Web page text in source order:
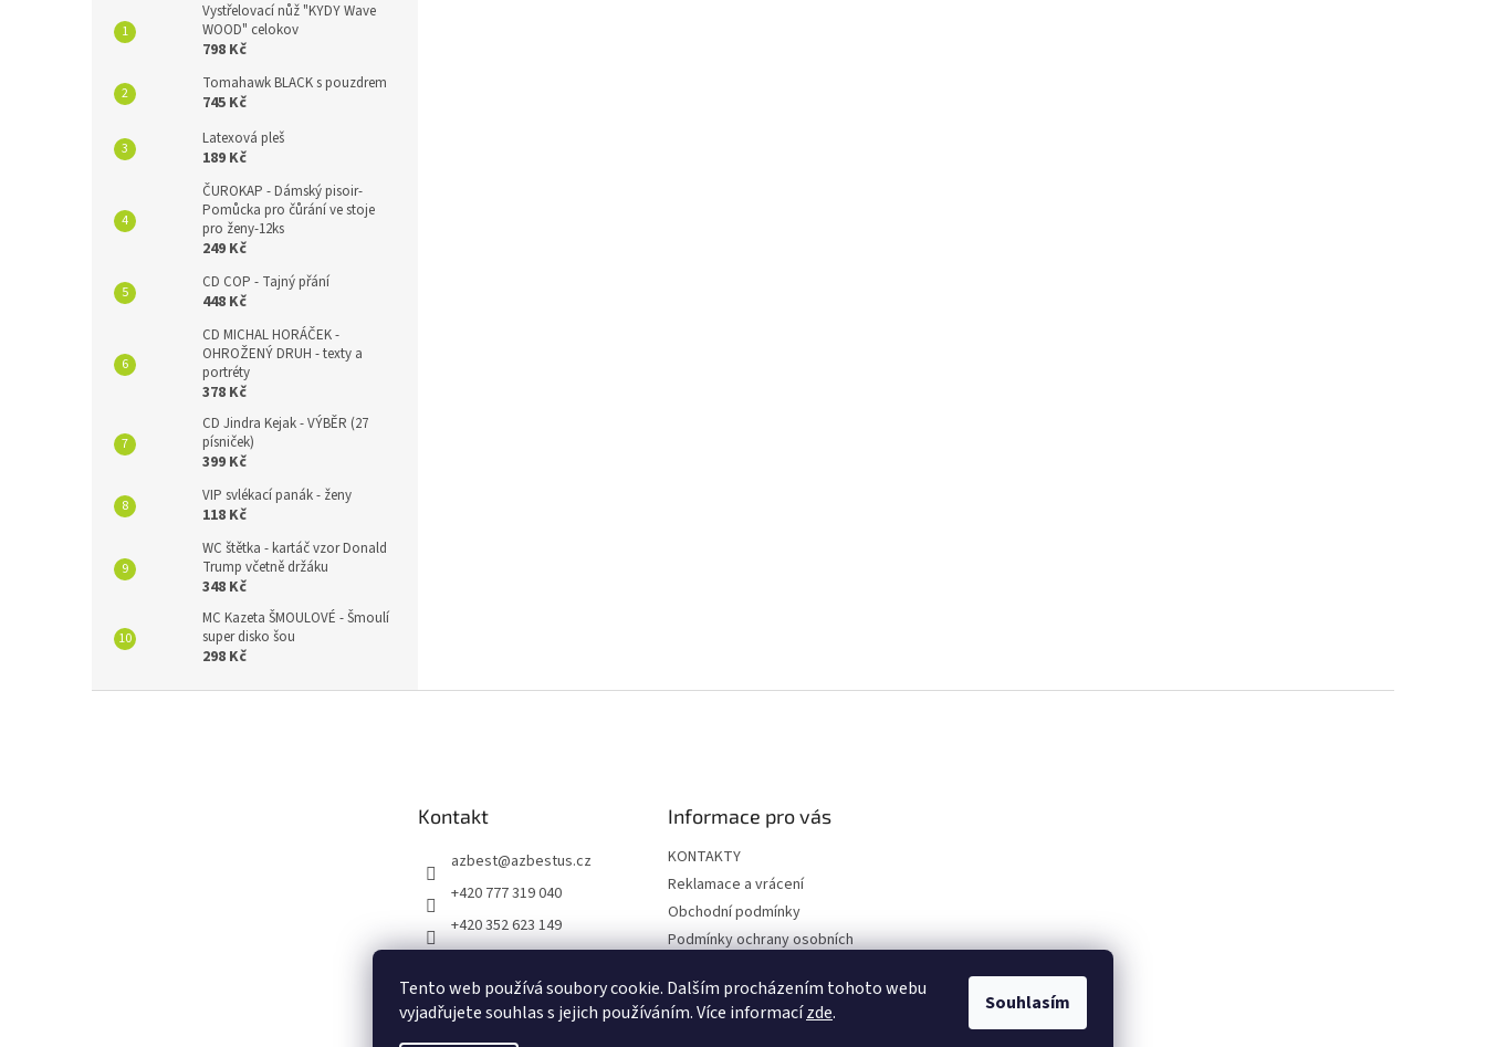
Tento web používá soubory cookie. Dalším procházením tohoto webu
vyjadřujete souhlas s jejich používáním. Více informacízde. Souhlasím
Vystřelovací nůž "KYDY Wave
WOOD" celokov
798 Kč
Tomahawk BLACK s pouzdrem
745 Kč
Latexová pleš
189 Kč
ČUROKAP - Dámský pisoir-
Pomůcka pro čůrání ve stoje
pro ženy-12ks
249 Kč
CD COP - Tajný přání
448 Kč
CD MICHAL HORÁČEK -
OHROŽENÝ DRUH - texty a
portréty
378 Kč
CD Jindra Kejak - VÝBĚR (27
písniček)
399 Kč
VIP svlékací panák - ženy
118 Kč
WC štětka - kartáč vzor Donald
Trump včetně držáku
348 Kč
MC Kazeta ŠMOULOVÉ - Šmoulí
super disko šou
298 Kč
Kontakt
azbest@azbestus.cz
+420 777 319 040
+420 352 623 149
m/vtipne-darkyinfo-16841
5396612968/
Informace pro vás
KONTAKTY
Reklamace a vrácení
Obchodní podmínky
Podmínky ochrany osobních
Doprava a platba